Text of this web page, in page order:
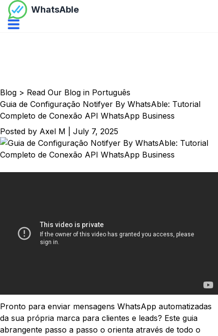
WhatsAble
Open navbar menu
Blog > Read Our Blog in Português
Guia de Configuração Notifyer By WhatsAble: Tutorial
Completo de Conexão API WhatsApp Business
Posted by Axel M July 7, 2025
Pronto para enviar mensagens WhatsApp automatizadas
da sua própria marca para clientes e leads? Este guia
abrangente passo a passo o orienta através de todo o